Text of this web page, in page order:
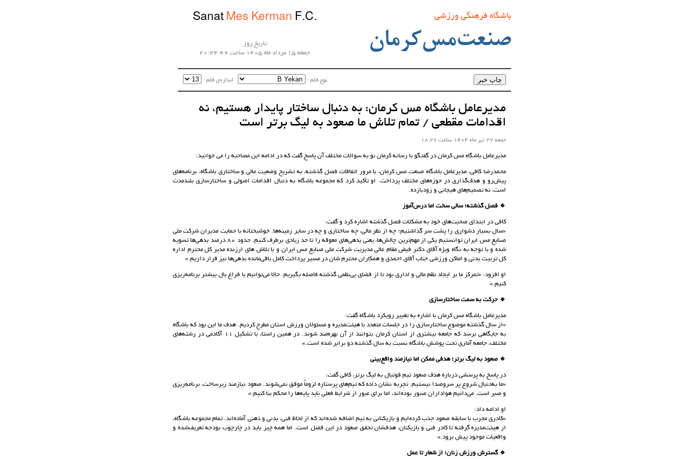
باشگاه فرهنگی ورزشی
صنعت‌مس‌کرمان
Sanat Mes Kerman F.C.
تاریخ روز
جمعه 15 مرداد ماه 1405 ساعت 20:44:49
نوع قلم :‌ اندازه‌ی قلم :‌
مدیرعامل باشگاه مس کرمان: به دنبال ساختار پایدار هستیم، نه
اقدامات مقطعی / تمام تلاش‌ ما صعود به لیگ برتر است
جمعه 27 تیر ماه 1404 ساعت 18:27
مدیرعامل باشگاه مس کرمان در گفتگو با رسانه کرمان نو به سوالات مختلف آن پاسخ گفت که در ادامه این مصاحبه را می خوانید:
محمدرضا کافی، مدیرعامل باشگاه صنعت مس کرمان، با مرور اتفاقات فصل گذشته، به تشریح وضعیت مالی و ساختاری باشگاه، برنامه‌های
پیش‌رو و هدف‌گذاری در حوزه‌های مختلف پرداخت. او تأکید کرد که مجموعه باشگاه به دنبال اقدامات اصولی و ساختارسازی بلندمدت
است، نه تصمیم‌های هیجانی و زودبازده.
🔹 فصل گذشته؛ سالی سخت اما درس‌آموز
کافی در ابتدای صحبت‌های خود به مشکلات فصل گذشته اشاره کرد و گفت:
«سال بسیار دشواری را پشت سر گذاشتیم؛ چه از نظر مالی، چه ساختاری و چه در سایر زمینه‌ها. خوشبختانه با حمایت مدیران شرکت ملی
صنایع مس ایران توانستیم یکی از مهم‌ترین چالش‌ها، یعنی بدهی‌های معوقه را تا حد زیادی برطرف کنیم. حدود 80 درصد بدهی‌ها تسویه
شده و با توجه به نگاه ویژه آقای دکتر فیض مقام عالی مدیریت شرکت ملی صنایع مس ایران و با تلاش های ارزنده مدیر کل محترم اداره
کل تربیت بدنی و اماکن ورزشی جناب آقای احمدی و همکاران محترم شان در مسیر پرداخت کامل باقی‌مانده بدهی‌ها نیز قرار داریم.»
او افزود: «تمرکز ما بر ایجاد نظم مالی و اداری بود تا از فضای بی‌نظمی گذشته فاصله بگیریم. حالا می‌توانیم با فراغ بال بیشتر برنامه‌ریزی
کنیم.»
🔹 حرکت به سمت ساختارسازی
مدیرعامل باشگاه مس کرمان با اشاره به تغییر رویکرد باشگاه گفت:
«از سال گذشته موضوع ساختارسازی را در جلسات متعدد با هیئت‌مدیره و مسئولان ورزش استان مطرح کردیم. هدف ما این بود که باشگاه
به جایگاهی برسد که جامعه بیشتری از استان کرمان بتوانند از آن بهره‌مند شوند. در همین راستا، با تشکیل 11 آکادمی در رشته‌های
مختلف، جامعه آماری تحت پوشش باشگاه نسبت به سال گذشته دو برابر شده است.»
🔹 صعود به لیگ برتر؛ هدفی ممکن اما نیازمند واقع‌بینی
در پاسخ به پرسشی درباره هدف صعود تیم فوتبال به لیگ برتر، کافی گفت:
«ما به‌دنبال شروع پر سروصدا نیستیم. تجربه نشان داده که تیم‌های پرستاره لزوماً موفق نمی‌شوند. صعود نیازمند زیرساخت، برنامه‌ریزی
و صبر است. می‌دانیم هواداران صبور بوده‌اند، اما برای عبور از شرایط فعلی باید پایه‌ها را محکم بنا کنیم.»
او ادامه داد:
«کادری مجرب با سابقه صعود جذب کرده‌ایم و بازیکنانی به تیم اضافه شده‌اند که از لحاظ فنی، بدنی و ذهنی آماده‌اند. تمام مجموعه باشگاه،
از هیئت‌مدیره گرفته تا کادر فنی و بازیکنان، هدفشان تحقق صعود در این فصل است. اما همه چیز باید در چارچوب بودجه تعریف‌شده و
واقعیات موجود پیش برود.»
🔹 گسترش ورزش زنان؛ از شعار تا عمل